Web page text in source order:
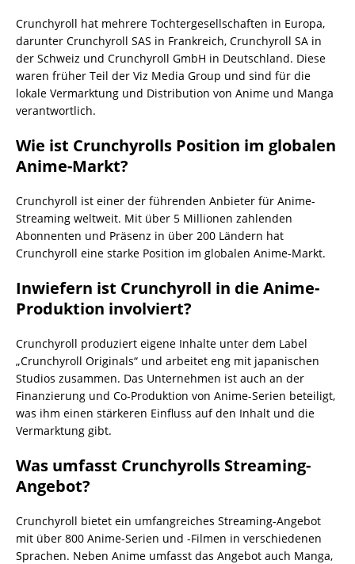
Crunchyroll hat mehrere Tochtergesellschaften in Europa,
darunter Crunchyroll SAS in Frankreich, Crunchyroll SA in
der Schweiz und Crunchyroll GmbH in Deutschland. Diese
waren früher Teil der Viz Media Group und sind für die
lokale Vermarktung und Distribution von Anime und Manga
verantwortlich.
Wie ist Crunchyrolls Position im globalen
Anime-Markt?
Crunchyroll ist einer der führenden Anbieter für Anime-
Streaming weltweit. Mit über 5 Millionen zahlenden
Abonnenten und Präsenz in über 200 Ländern hat
Crunchyroll eine starke Position im globalen Anime-Markt.
Inwiefern ist Crunchyroll in die Anime-
Produktion involviert?
Crunchyroll produziert eigene Inhalte unter dem Label
„Crunchyroll Originals“ und arbeitet eng mit japanischen
Studios zusammen. Das Unternehmen ist auch an der
Finanzierung und Co-Produktion von Anime-Serien beteiligt,
was ihm einen stärkeren Einfluss auf den Inhalt und die
Vermarktung gibt.
Was umfasst Crunchyrolls Streaming-
Angebot?
Crunchyroll bietet ein umfangreiches Streaming-Angebot
mit über 800 Anime-Serien und -Filmen in verschiedenen
Sprachen. Neben Anime umfasst das Angebot auch Manga,